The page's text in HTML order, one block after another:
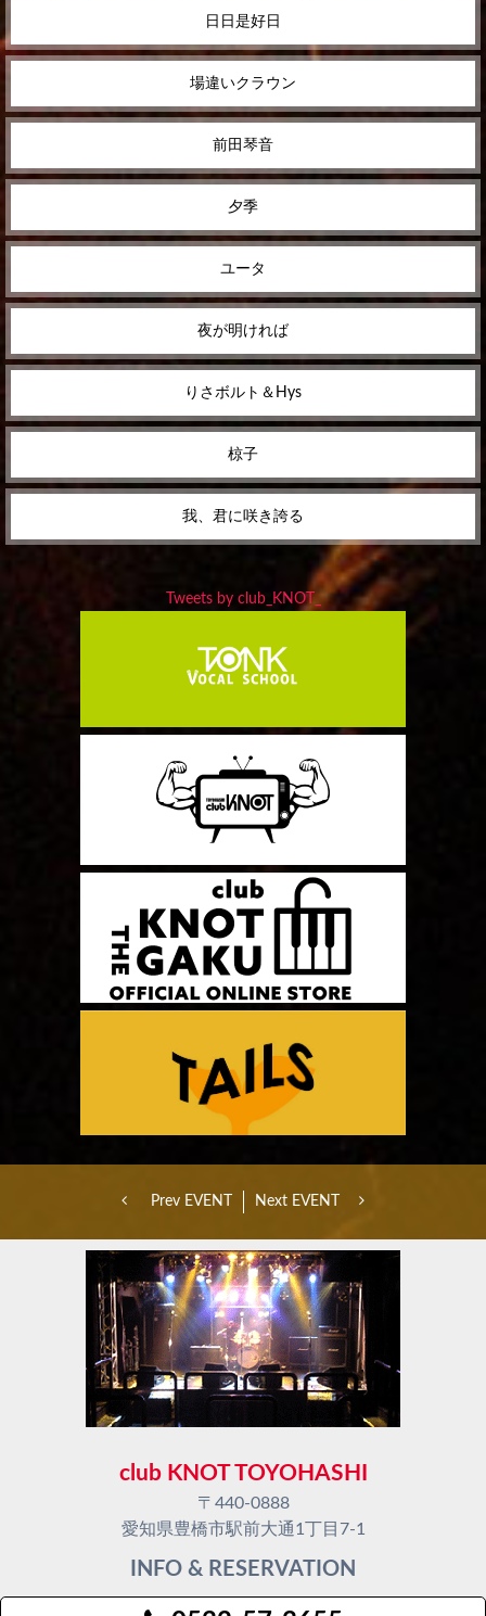
日日是好日
場違いクラウン
前田琴音
夕季
ユータ
夜が明ければ
りさボルト＆Hys
椋子
我、君に咲き誇る
Tweets by club_KNOT_
Prev EVENT Next EVENT
club KNOT TOYOHASHI
〒440-0888
愛知県豊橋市駅前大通1丁目7-1
INFO & RESERVATION